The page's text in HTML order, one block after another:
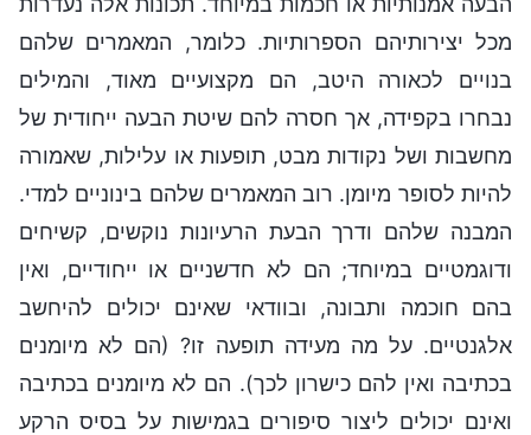
מכל יצירותיהם הספרותיות. כלומר, המאמרים שלהם
בנויים לכאורה היטב, הם מקצועיים מאוד, והמילים
נבחרו בקפידה, אך חסרה להם שיטת הבעה ייחודית של
מחשבות ושל נקודות מבט, תופעות או עלילות, שאמורה
להיות לסופר מיומן. רוב המאמרים שלהם בינוניים למדי.
המבנה שלהם ודרך הבעת הרעיונות נוקשים, קשיחים
ודוגמטיים במיוחד; הם לא חדשניים או ייחודיים, ואין
בהם חוכמה ותבונה, ובוודאי שאינם יכולים להיחשב
אלגנטיים. על מה מעידה תופעה זו? (הם לא מיומנים
בכתיבה ואין להם כישרון לכך). הם לא מיומנים בכתיבה
ואינם יכולים ליצור סיפורים בגמישות על בסיס הרקע